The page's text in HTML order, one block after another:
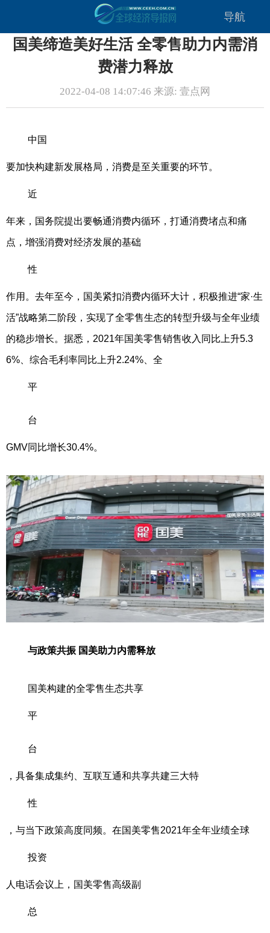
导航
国美缔造美好生活 全零售助力内需消
费潜力释放
2022-04-08 14:07:46 来源: 壹点网
中国
要加快构建新发展格局，消费是至关重要的环节。
近
年来，国务院提出要畅通消费内循环，打通消费堵点和痛
点，增强消费对经济发展的基础
性
作用。去年至今，国美紧扣消费内循环大计，积极推进“家·生
活”战略第二阶段，实现了全零售生态的转型升级与全年业绩
的稳步增长。据悉，2021年国美零售销售收入同比上升5.3
6%、综合毛利率同比上升2.24%、全
平
台
GMV同比增长30.4%。
与政策共振 国美助力内需释放
国美构建的全零售生态共享
平
台
，具备集成集约、互联互通和共享共建三大特
性
，与当下政策高度同频。在国美零售2021年全年业绩全球
投资
人电话会议上，国美零售高级副
总